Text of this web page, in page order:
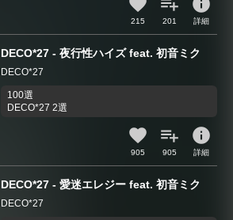
215 201
info
詳細
DECO*27 - 夜行性ハイズ feat. 初音ミク
DECO*27
100選
DECO*27 2選
905 905
info
詳細
DECO*27 - 愛迷エレジー feat. 初音ミク
DECO*27